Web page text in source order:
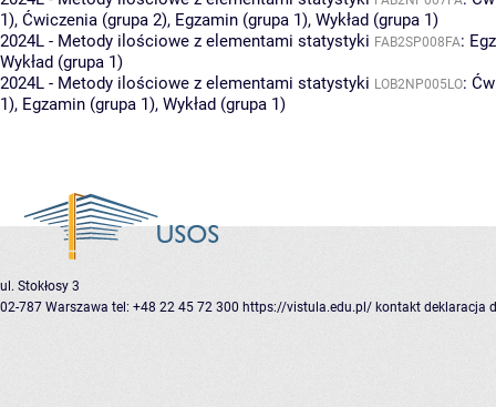
1), Ćwiczenia (grupa 2), Egzamin (grupa 1), Wykład (grupa 1)
2024L - Metody ilościowe z elementami statystyki FAB2SP008FA:
Wykład (grupa 1)
2024L - Metody ilościowe z elementami statystyki LOB2NP005LO:
1), Egzamin (grupa 1), Wykład (grupa 1)
ul. Stokłosy 3
02-787 Warszawa tel: +48 22 45 72 300 https://vistula.edu.pl/ kontakt deklaracja